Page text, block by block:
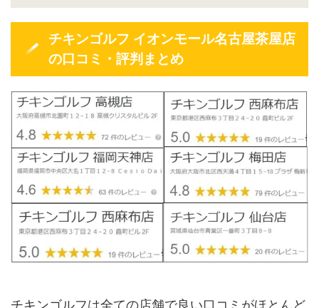
チキンゴルフ イオンモール名古屋茶屋店
の口コミ・評判まとめ